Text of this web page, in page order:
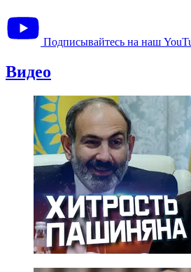
Подписывайтесь на наш
Видео